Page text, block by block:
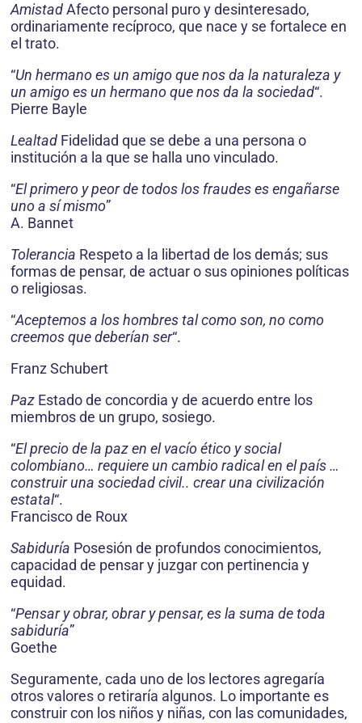
AmistadAfecto personal puro y desinteresado,
ordinariamente recíproco, que nace y se fortalece en
el trato.
“Un hermano es un amigo que nos da la naturaleza y
un amigo es un hermano que nos da la sociedad“.
Pierre Bayle
Lealtad Fidelidad que se debe a una persona o
institución a la que se halla uno vinculado.
“El primero y peor de todos los fraudes es engañarse
uno a sí mismo”
A. Bannet
Tolerancia Respeto a la libertad de los demás; sus
formas de pensar, de actuar o sus opiniones políticas
o religiosas.
“Aceptemos a los hombres tal como son, no como
creemos que deberían ser“.
Franz Schubert
Paz Estado de concordia y de acuerdo entre los
miembros de un grupo, sosiego.
“El precio de la paz en el vacío ético y social
colombiano… requiere un cambio radical en el país …
construir una sociedad civil.. crear una civilización
estatal“.
Francisco de Roux
Sabiduría Posesión de profundos conocimientos,
capacidad de pensar y juzgar con pertinencia y
equidad.
“Pensar y obrar, obrar y pensar, es la suma de toda
sabiduría”
Goethe
Seguramente, cada uno de los lectores agregaría
otros valores o retiraría algunos. Lo importante es
construir con los niños y niñas, con las comunidades,